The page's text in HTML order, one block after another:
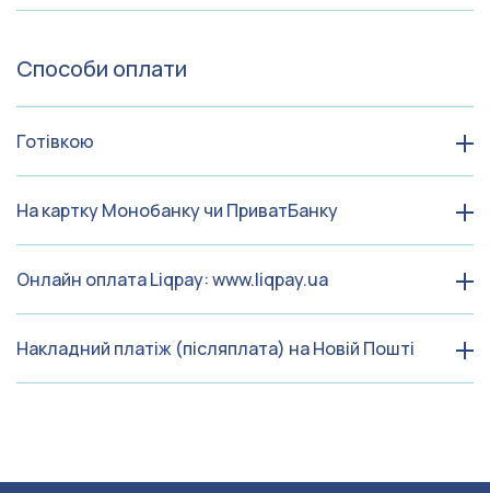
Способи оплати
Готівкою
На картку Монобанку чи ПриватБанку
Онлайн оплата Liqpay: www.liqpay.ua
Накладний платіж (післяплата) на Новій Пошті